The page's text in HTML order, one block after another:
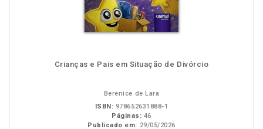
Crianças e Pais em Situação de Divórcio
Berenice de Lara
ISBN: 978652631888-1
Páginas: 46
Publicado em: 29/05/2026